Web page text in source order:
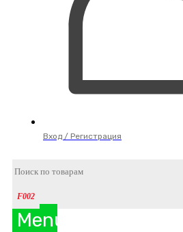
Вход / Регистрация
Menu